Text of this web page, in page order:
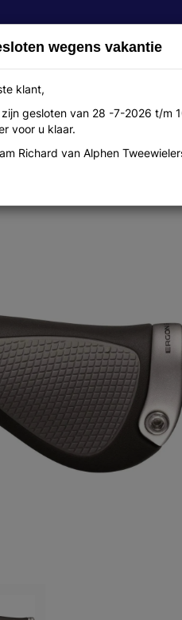
Over ons
wegens vakantie
klant,
zijn gesloten van 28 -7-2026 t/m
voor u klaar.
Richard van Alphen